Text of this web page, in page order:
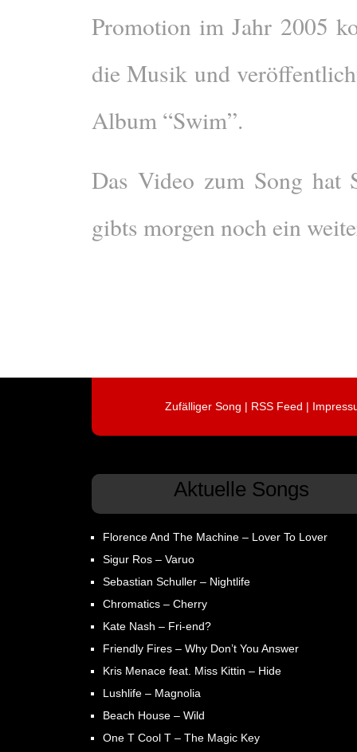
Promotion im Jahr 2005
die Musik und
Album “Swim”.
Das Video zum Song hat
gibts morgen noch ein
Zufälliger Song | RSS Feed |
Aktuelle Songs
Florence And The Machine – Lover To Lover
Sigur Ros – Varuo
Sebastian Schuller – Nightlife
Chromatics – Cherry
Kate Nash – Fri-end?
Friendly Fires – Why Don’t You Answer
Kris Menace feat. Miss Kittin – Hide
Lushlife – Magnolia
Beach House – Wild
One T Cool T – The Magic Key